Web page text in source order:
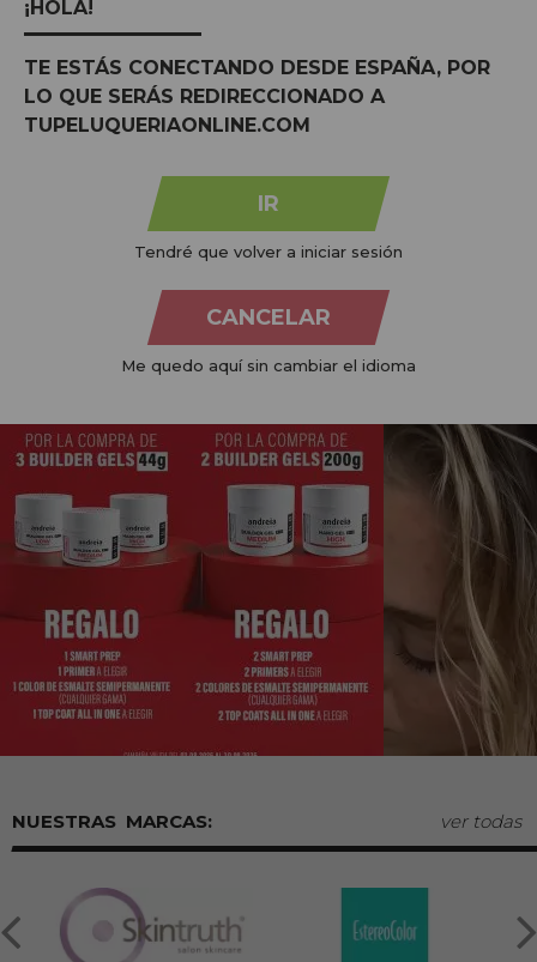
PAGAMENTOS 100%
SEGUROS
Confiança e paz de
espírito
planeta
@TUPELUONLINE NO INSTAGRAM
com #tupeluqueriaonline e descubra todas as tendências
MARCAS: ver todas
¡HOLA!
TE ESTÁS CONECTANDO DESDE ESPAÑA, POR
LO QUE SERÁS REDIRECCIONADO A
TUPELUQUERIAONLINE.COM
IR
Tendré que volver a iniciar sesión
CANCELAR
Me quedo aquí sin cambiar el idioma